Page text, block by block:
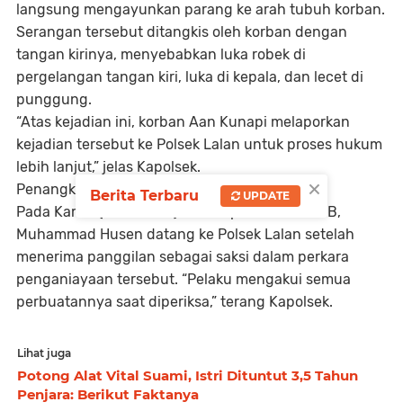
langsung mengayunkan parang ke arah tubuh korban.
Serangan tersebut ditangkis oleh korban dengan
tangan kirinya, menyebabkan luka robek di
pergelangan tangan kiri, luka di kepala, dan lecet di
punggung.
“Atas kejadian ini, korban Aan Kunapi melaporkan
kejadian tersebut ke Polsek Lalan untuk proses hukum
lebih lanjut,” jelas Kapolsek.
Penangkapan Muhammad Husen
Pada Kamis (25/7/2024) sekitar pukul 16.00 WIB,
Muhammad Husen datang ke Polsek Lalan setelah
menerima panggilan sebagai saksi dalam perkara
penganiayaan tersebut. “Pelaku mengakui semua
perbuatannya saat diperiksa,” terang Kapolsek.
Lihat juga
Potong Alat Vital Suami, Istri Dituntut 3,5 Tahun
Penjara: Berikut Faktanya
×
Berita Terbaru UPDATE